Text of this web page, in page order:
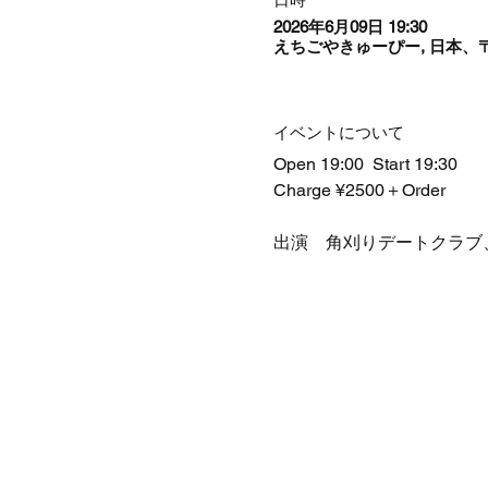
2026年6月09日 19:30
えちごやきゅーぴー, 日本、
イベントについて
Open 19:00  Start 19:30
Charge ¥2500＋Order
出演　角刈りデートクラ